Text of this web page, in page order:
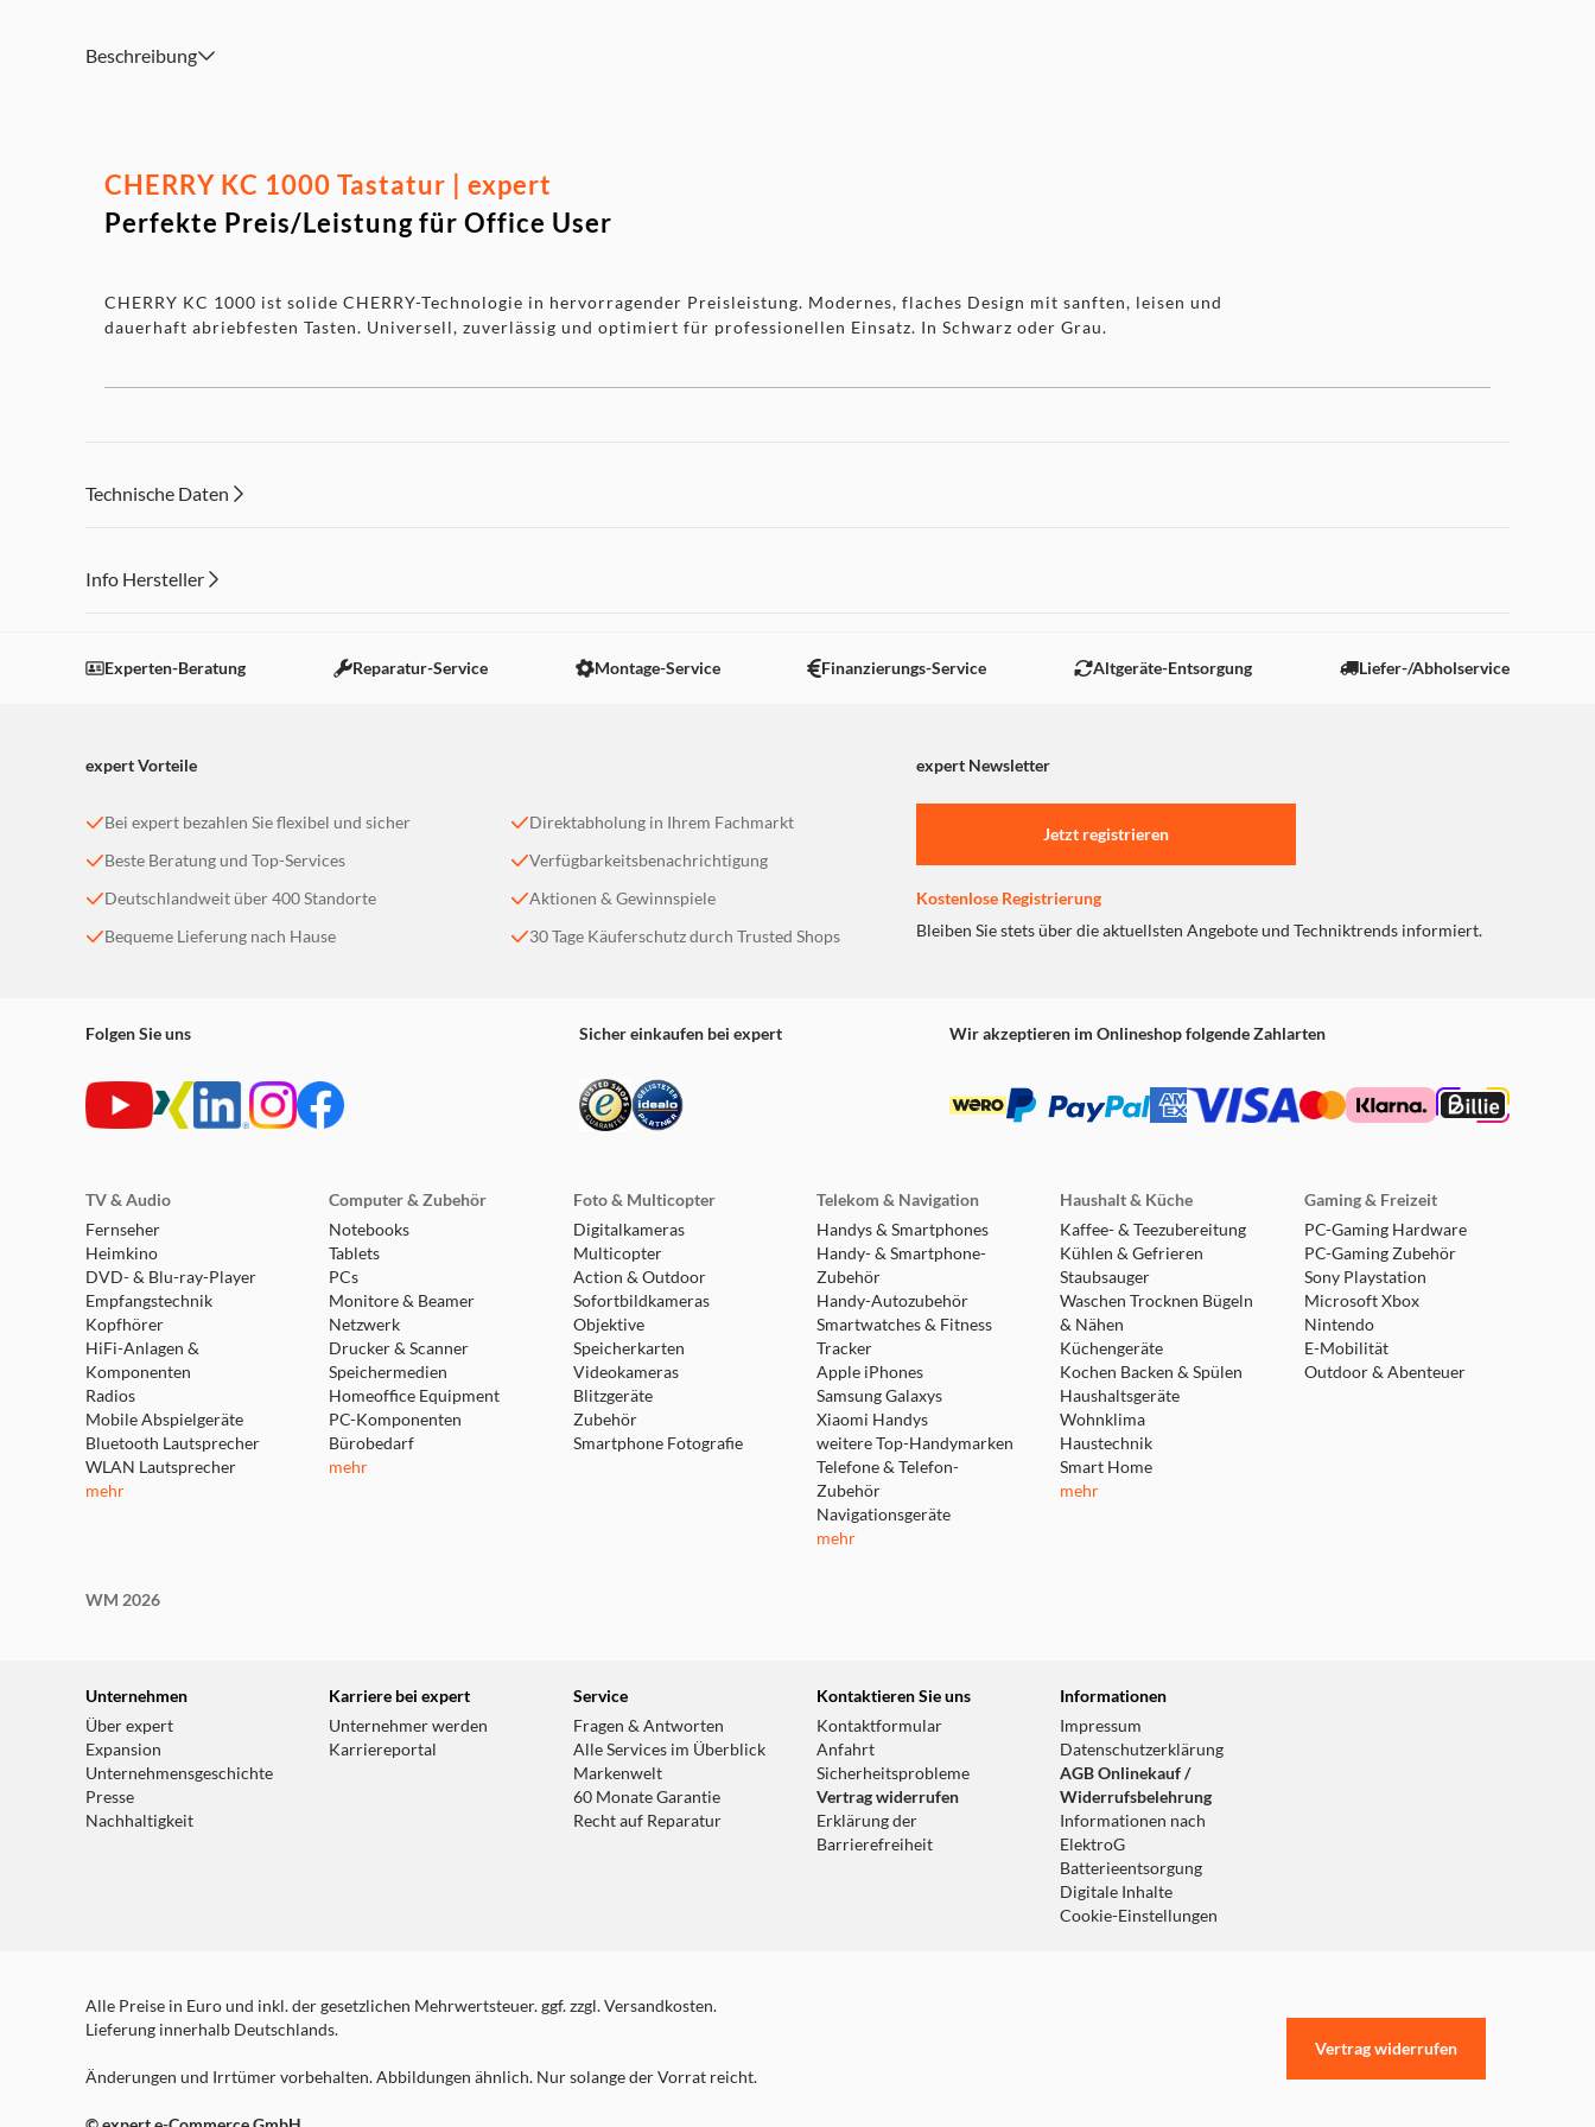
Beschreibung
CHERRY KC 1000 Tastatur | expert
Perfekte Preis/Leistung für Office User
CHERRY KC 1000 ist solide CHERRY-Technologie in hervorragender Preisleistung. Modernes, flaches Design mit sanften, leisen und
dauerhaft abriebfesten Tasten. Universell, zuverlässig und optimiert für professionellen Einsatz. In Schwarz oder Grau.
Technische Daten
Info Hersteller
Einstellungen anpassen
Experten-Beratung Reparatur-Service Montage-Service Finanzierungs-Service Altgeräte-Entsorgung Liefer-/Abholservice
expert Vorteile expert Newsletter
Bei expert bezahlen Sie flexibel und sicher
Beste Beratung und Top-Services
Deutschlandweit über 400 Standorte
Bequeme Lieferung nach Hause
Direktabholung in Ihrem Fachmarkt
Verfügbarkeitsbenachrichtigung
Aktionen & Gewinnspiele
30 Tage Käuferschutz durch Trusted Shops
Jetzt registrieren
Kostenlose Registrierung
Bleiben Sie stets über die aktuellsten Angebote und Techniktrends informiert.
Folgen Sie uns Sicher einkaufen bei expert Wir akzeptieren im Onlineshop folgende Zahlarten
TV & Audio
Fernseher
Heimkino
DVD- & Blu-ray-Player
Empfangstechnik
Kopfhörer
HiFi-Anlagen &
Komponenten
Radios
Mobile Abspielgeräte
Bluetooth Lautsprecher
WLAN Lautsprecher
mehr
Computer & Zubehör
Notebooks
Tablets
PCs
Monitore & Beamer
Netzwerk
Drucker & Scanner
Speichermedien
Homeoffice Equipment
PC-Komponenten
Bürobedarf
mehr
Foto & Multicopter
Digitalkameras
Multicopter
Action & Outdoor
Sofortbildkameras
Objektive
Speicherkarten
Videokameras
Blitzgeräte
Zubehör
Smartphone Fotografie
Telekom & Navigation
Handys & Smartphones
Handy- & Smartphone-
Zubehör
Handy-Autozubehör
Smartwatches & Fitness
Tracker
Apple iPhones
Samsung Galaxys
Xiaomi Handys
weitere Top-Handymarken
Telefone & Telefon-
Zubehör
Navigationsgeräte
mehr
Haushalt & Küche
Kaffee- & Teezubereitung
Kühlen & Gefrieren
Staubsauger
Waschen Trocknen Bügeln
& Nähen
Küchengeräte
Kochen Backen & Spülen
Haushaltsgeräte
Wohnklima
Haustechnik
Smart Home
mehr
Gaming & Freizeit
PC-Gaming Hardware
PC-Gaming Zubehör
Sony Playstation
Microsoft Xbox
Nintendo
E-Mobilität
Outdoor & Abenteuer
WM 2026
Unternehmen
Über expert
Expansion
Unternehmensgeschichte
Presse
Nachhaltigkeit
Karriere bei expert
Unternehmer werden
Karriereportal
Service
Fragen & Antworten
Alle Services im Überblick
Markenwelt
60 Monate Garantie
Recht auf Reparatur
Kontaktieren Sie uns
Kontaktformular
Anfahrt
Sicherheitsprobleme
Vertrag widerrufen
Erklärung der
Barrierefreiheit
Informationen
Impressum
Datenschutzerklärung
AGB Onlinekauf /
Widerrufsbelehrung
Informationen nach
ElektroG
Batterieentsorgung
Digitale Inhalte
Cookie-Einstellungen
Alle Preise in Euro und inkl. der gesetzlichen Mehrwertsteuer. ggf. zzgl. Versandkosten.
Lieferung innerhalb Deutschlands.
Änderungen und Irrtümer vorbehalten. Abbildungen ähnlich. Nur solange der Vorrat reicht.
Vertrag widerrufen